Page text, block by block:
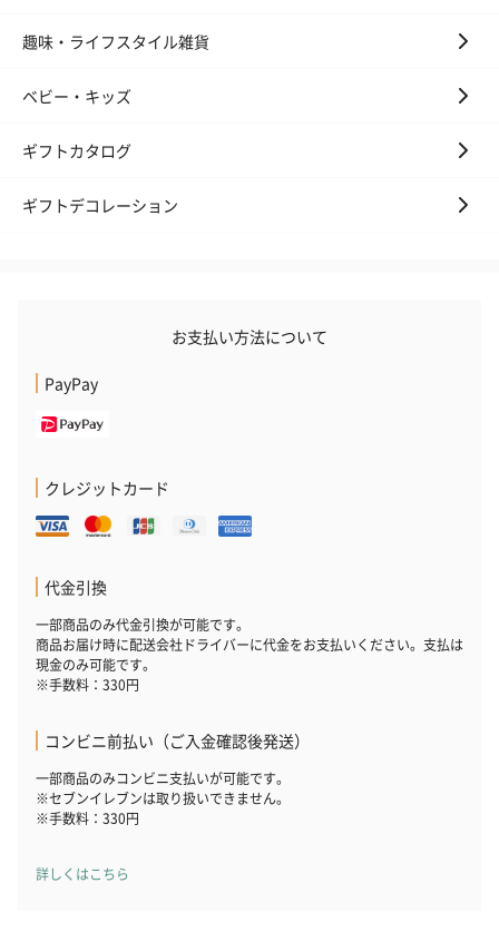
趣味・ライフスタイル雑貨
ベビー・キッズ
ギフトカタログ
ギフトデコレーション
お支払い方法について
PayPay
クレジットカード
代金引換
一部商品のみ代金引換が可能です。
商品お届け時に配送会社ドライバーに代金をお支払いください。支払は
現金のみ可能です。
※手数料：330円
コンビニ前払い（ご入金確認後発送）
一部商品のみコンビニ支払いが可能です。
※セブンイレブンは取り扱いできません。
※手数料：330円
詳しくはこちら